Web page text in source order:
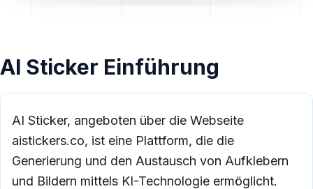
AI Sticker Einführung
AI Sticker, angeboten über die Webseite
aistickers.co, ist eine Plattform, die die
Generierung und den Austausch von Aufklebern
und Bildern mittels KI-Technologie ermöglicht.